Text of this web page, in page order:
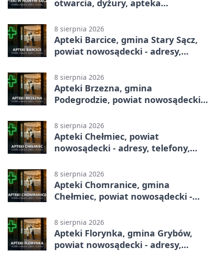
otwarcia, dyżury, apteka
8 sierpnia 2026
Apteki Barcice, gmina Stary Sącz,
powiat nowosądecki - adresy,
8 sierpnia 2026
Apteki Brzezna, gmina
Podegrodzie, powiat nowosądecki -
8 sierpnia 2026
Apteki Chełmiec, powiat
nowosądecki - adresy, telefony,
8 sierpnia 2026
Apteki Chomranice, gmina
Chełmiec, powiat nowosądecki -
8 sierpnia 2026
Apteki Florynka, gmina Grybów,
powiat nowosądecki - adresy,